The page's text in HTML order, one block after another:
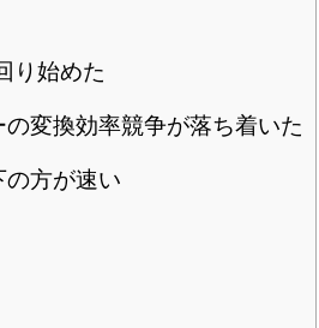
り始めた
変換効率競争が落ち着いた
方が速い